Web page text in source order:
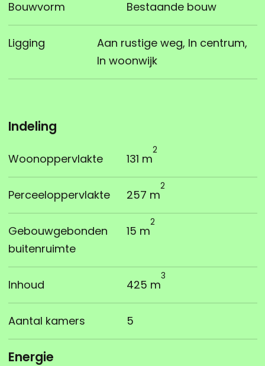
Bouwvorm Bestaande bouw
Ligging
Aan rustige weg, In centrum,
In woonwijk
Indeling
Woonoppervlakte 131 m
2
Perceeloppervlakte 257 m
2
Gebouwgebonden
buitenruimte
15 m
2
Inhoud 425 m
3
Aantal kamers 5
Energie